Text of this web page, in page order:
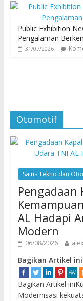
Public Exhibition
Pengalaman
31/07/2026
Otomotif
Sains Tekno dan
Pengadaan
AL Hadapi
Modern
06/08/2026 alex
Bagikan Artikel ini
Bagikan Artikel
Modernisasi